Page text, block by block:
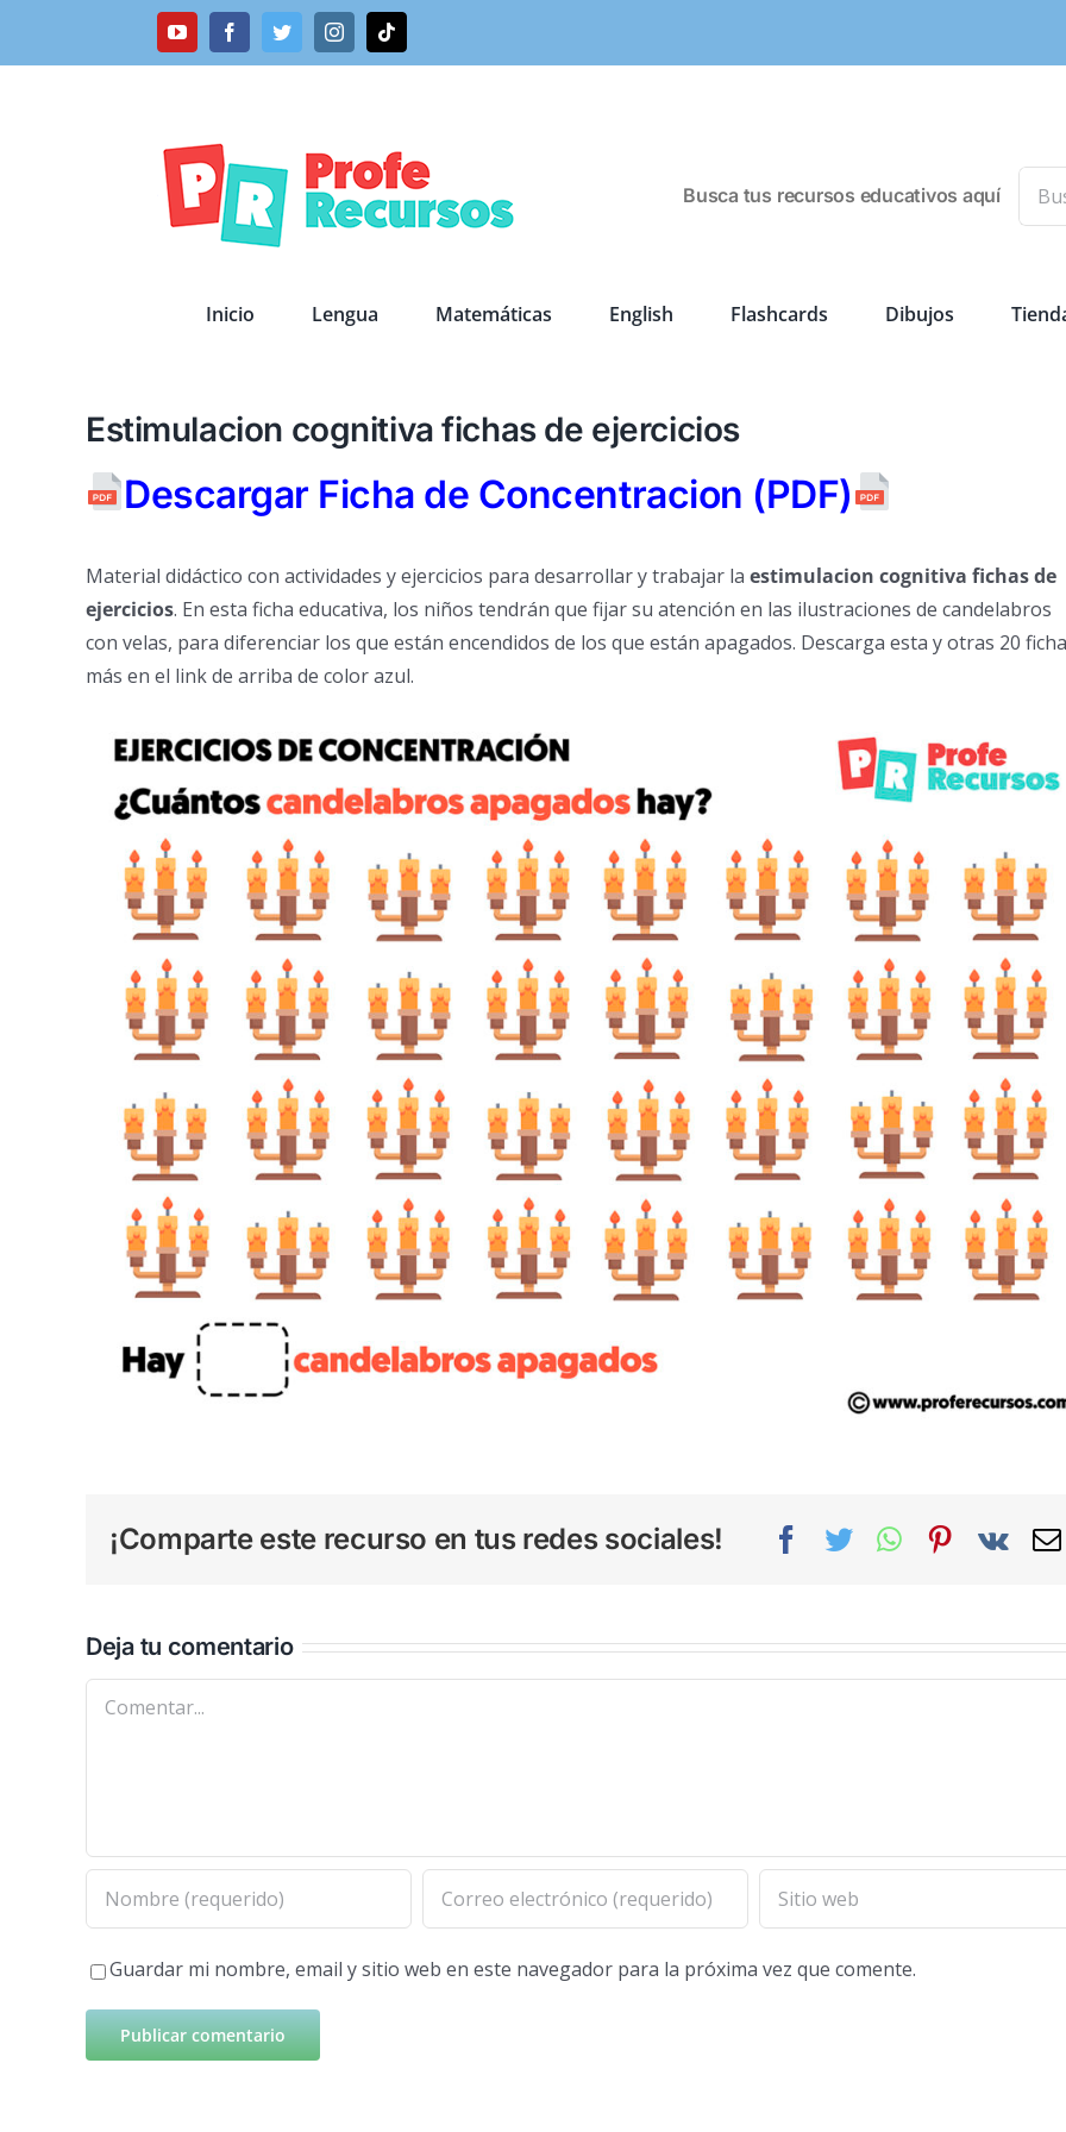
YouTubeFacebookTwitterInstagramTiktok
Busca tus recursos educativos aquí
Inicio Lengua Matemáticas English Flashcards Dibujos
Estimulacion cognitiva fichas de ejercicios
Descargar Ficha de Concentracion (PDF)
Material didáctico con actividades y ejercicios para desarrollar y trabajar la estimulacion cognitiva fichas de
ejercicios. En esta ficha educativa, los niños tendrán que fijar su atención en las ilustraciones de candelabros
con velas, para diferenciar los que están encendidos de los que están apagados. Descarga esta y otras 20
más en el link de arriba de color azul.
¡Comparte este recurso en tus redes sociales! Facebook
TwitterWhatsAppPinterest
Vk
Deja tu comentario
Comentar
Guardar mi nombre, email y sitio web en este navegador para la próxima vez que comente.